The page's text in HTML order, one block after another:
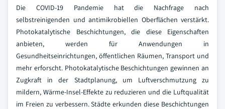
Die COVID-19 Pandemie hat die Nachfrage nach
selbstreinigenden und antimikrobiellen Oberflächen verstärkt.
Photokatalytische Beschichtungen, die diese Eigenschaften
anbieten, werden für Anwendungen in
Gesundheitseinrichtungen, öffentlichen Räumen, Transport und
mehr erforscht. Photokatalytische Beschichtungen gewinnen an
Zugkraft in der Stadtplanung, um Luftverschmutzung zu
mildern, Wärme-Insel-Effekte zu reduzieren und die Luftqualität
im Freien zu verbessern. Städte erkunden diese Beschichtungen